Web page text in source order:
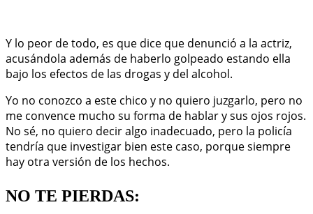
Y lo peor de todo, es que dice que denunció a la actriz,
acusándola además de haberlo golpeado estando ella
bajo los efectos de las drogas y del alcohol.
Yo no conozco a este chico y no quiero juzgarlo, pero no
me convence mucho su forma de hablar y sus ojos rojos.
No sé, no quiero decir algo inadecuado, pero la policía
tendría que investigar bien este caso, porque siempre
hay otra versión de los hechos.
NO TE PIERDAS: